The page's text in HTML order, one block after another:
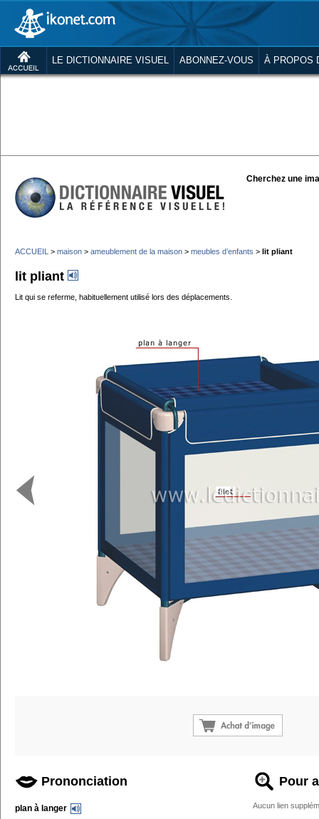
LE DICTIONNAIRE VISUEL ABONNEZ-VOUS À PROPOS
Cherchez une
ACCUEIL > maison > ameublement de la maison > meubles d’enfants > lit pliant
lit pliant
Lit qui se referme, habituellement utilisé lors des déplacements.
Prononciation
plan à langer
Pour
Aucun lien